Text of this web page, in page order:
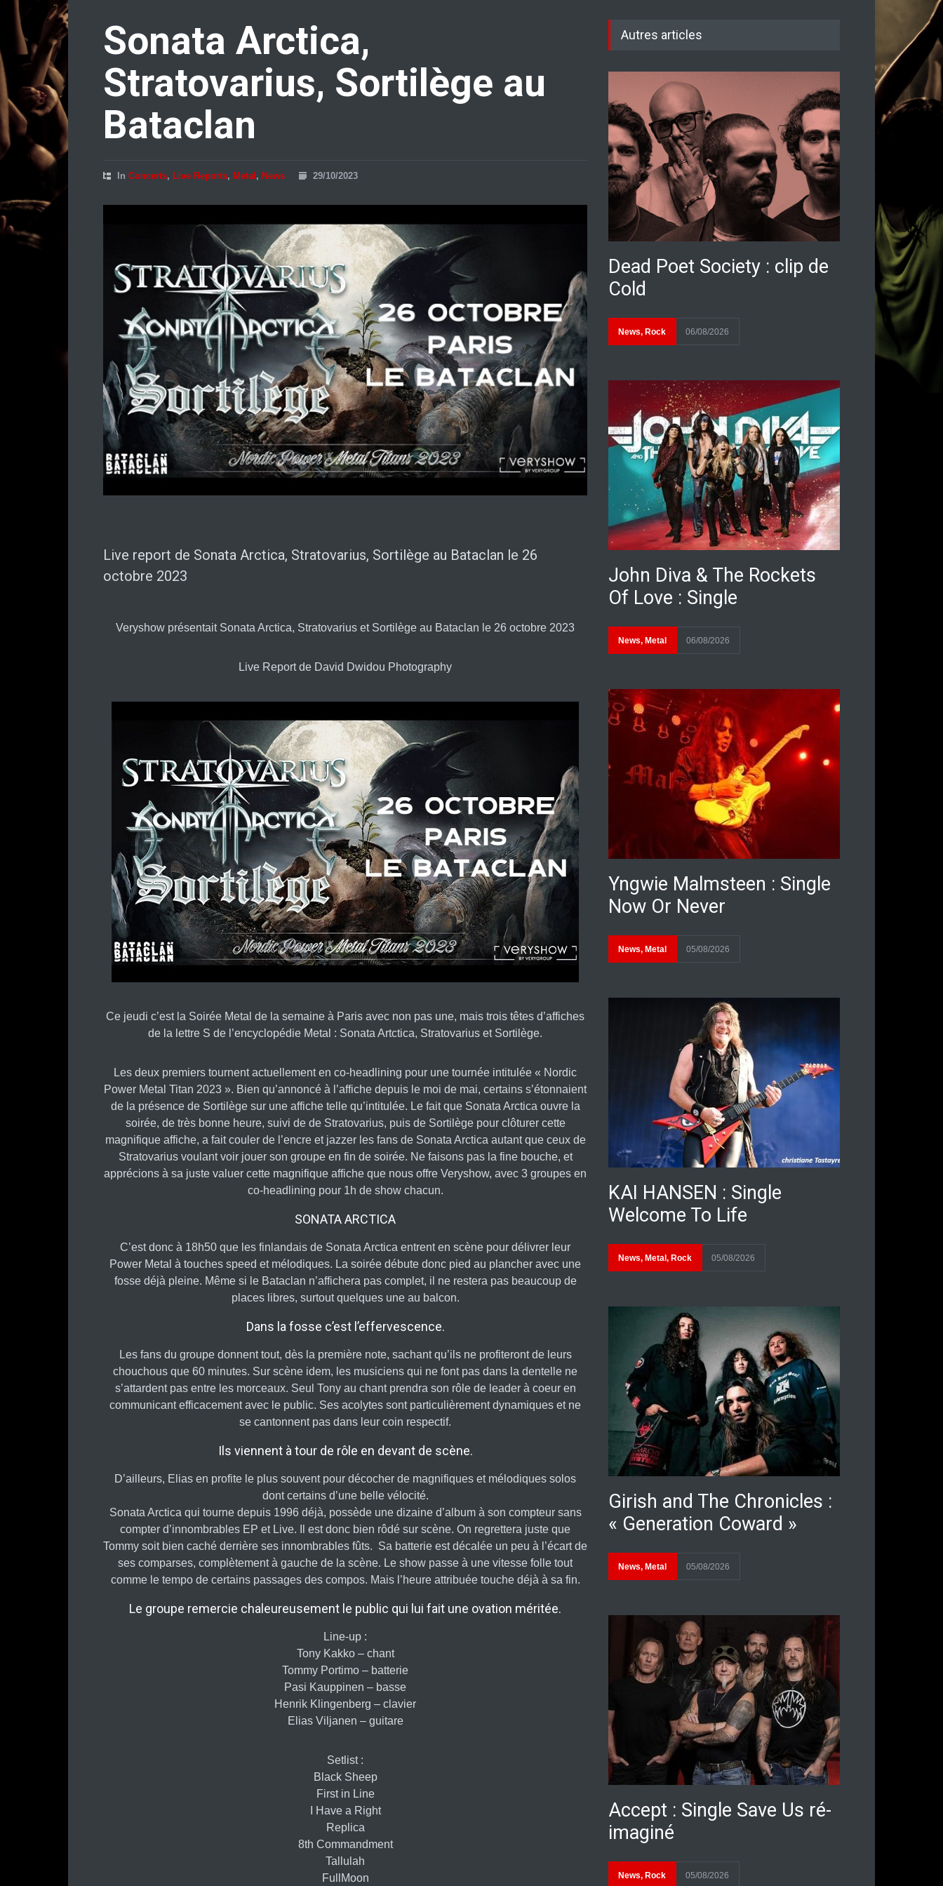
Sonata Arctica,
Stratovarius, Sortilège au
Bataclan
In Concerts, Live Reports, Metal , News 29/10/2023
Live report de Sonata Arctica, Stratovarius, Sortilège au Bataclan le 26
octobre 2023
Veryshow présentait Sonata Arctica, Stratovarius et Sortilège au Bataclan le 26 octobre 2023
Live Report de David Dwidou Photography
Ce jeudi c’est la Soirée Metal de la semaine à Paris avec non pas une, mais trois têtes d’affiches
de la lettre S de l’encyclopédie Metal : Sonata Artctica, Stratovarius et Sortilège.
Les deux premiers tournent actuellement en co-headlining pour une tournée intitulée « Nordic
Power Metal Titan 2023 ». Bien qu’annoncé à l’affiche depuis le moi de mai, certains s’étonnaient
de la présence de Sortilège sur une affiche telle qu’intitulée. Le fait que Sonata Arctica ouvre la
soirée, de très bonne heure, suivi de de Stratovarius, puis de Sortilège pour clôturer cette
magnifique affiche, a fait couler de l’encre et jazzer les fans de Sonata Arctica autant que ceux de
Stratovarius voulant voir jouer son groupe en fin de soirée. Ne faisons pas la fine bouche, et
apprécions à sa juste valuer cette magnifique affiche que nous offre Veryshow, avec 3 groupes en
co-headlining pour 1h de show chacun.
SONATA ARCTICA
C’est donc à 18h50 que les finlandais de Sonata Arctica entrent en scène pour délivrer leur
Power Metal à touches speed et mélodiques. La soirée débute donc pied au plancher avec une
fosse déjà pleine. Même si le Bataclan n’affichera pas complet, il ne restera pas beaucoup de
places libres, surtout quelques une au balcon.
Dans la fosse c’est l’effervescence.
Les fans du groupe donnent tout, dès la première note, sachant qu’ils ne profiteront de leurs
chouchous que 60 minutes. Sur scène idem, les musiciens qui ne font pas dans la dentelle ne
s’attardent pas entre les morceaux. Seul Tony au chant prendra son rôle de leader à coeur en
communicant efficacement avec le public. Ses acolytes sont particulièrement dynamiques et ne
se cantonnent pas dans leur coin respectif.
Ils viennent à tour de rôle en devant de scène.
D’ailleurs, Elias en profite le plus souvent pour décocher de magnifiques et mélodiques solos
dont certains d’une belle vélocité.
Sonata Arctica qui tourne depuis 1996 déjà, possède une dizaine d’album à son compteur sans
compter d’innombrables EP et Live. Il est donc bien rôdé sur scène. On regrettera juste que
Tommy soit bien caché derrière ses innombrables fûts. Sa batterie est décalée un peu à l’écart de
ses comparses, complètement à gauche de la scène. Le show passe à une vitesse folle tout
comme le tempo de certains passages des compos. Mais l’heure attribuée touche déjà à sa fin.
Le groupe remercie chaleureusement le public qui lui fait une ovation méritée.
Line-up :
Tony Kakko – chant
Tommy Portimo – batterie
Pasi Kauppinen – basse
Henrik Klingenberg – clavier
Elias Viljanen – guitare
Setlist :
Black Sheep
First in Line
I Have a Right
Replica
8th Commandment
Tallulah
FullMoon
Autres articles
Dead Poet Society : clip de
Cold
News, Rock 06/08/2026
John Diva & The Rockets
Of Love : Single
News, Metal 06/08/2026
Yngwie Malmsteen : Single
Now Or Never
News, Metal 05/08/2026
KAI HANSEN : Single
Welcome To Life
News, Metal , Rock 05/08/2026
Girish and The Chronicles :
« Generation Coward »
News, Metal 05/08/2026
Accept : Single Save Us ré-
imaginé
News, Rock 05/08/2026